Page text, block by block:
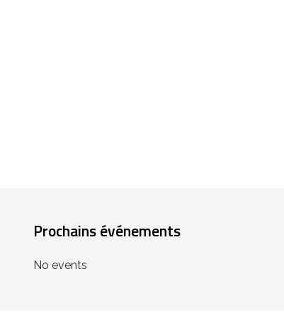
Prochains événements
No events